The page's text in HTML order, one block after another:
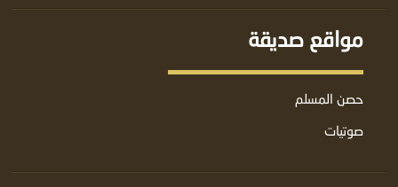
مواقع صديقة
حصن المسلم
صوتيات